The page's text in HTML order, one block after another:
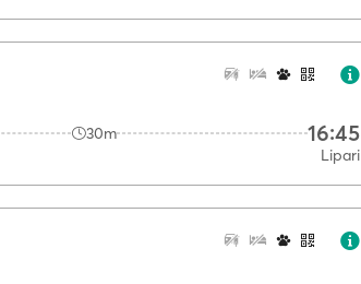
30m 16:45
Lipari